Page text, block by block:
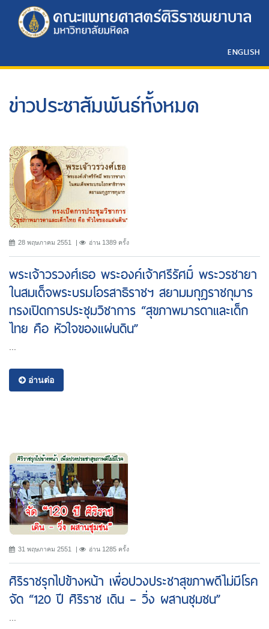
ENGLISH
ข่าวประชาสัมพันธ์ทั้งหมด
28 พฤษภาคม 2551 อ่าน 1389 ครั้ง
พระเจ้าวรวงศ์เธอ พระองค์เจ้าศรีรัศมิ์ พระวรชายา
ในสมเด็จพระบรมโอรสาธิราชฯ สยามมกุฎราชกุมาร
ทรงเปิดการประชุมวิชาการ “สุขภาพมารดาและเด็ก
ไทย คือ หัวใจของแผ่นดิน”
อ่านต่อ
31 พฤษภาคม 2551 อ่าน 1285 ครั้ง
ศิริราชรุกไปข้างหน้า เพื่อปวงประชาสุขภาพดีไม่มีโรค
จัด “120 ปี ศิริราช เดิน – วิ่ง ผสานชุมชน”